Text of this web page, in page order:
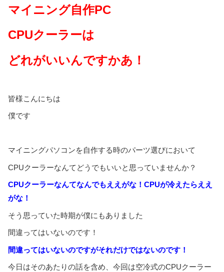
マイニング自作PC
CPUクーラーは
どれがいいんですかあ！
皆様こんにちは
僕です
マイニングパソコンを自作する時のパーツ選びにおいて
CPUクーラーなんてどうでもいいと思っていませんか？
CPUクーラーなんてなんでもええがな！CPUが冷えたらええ
がな！
そう思っていた時期が僕にもありました
間違ってはいないのです！
間違ってはいないのですがそれだけではないのです！
今日はそのあたりの話を含め、今回は空冷式のCPUクーラー